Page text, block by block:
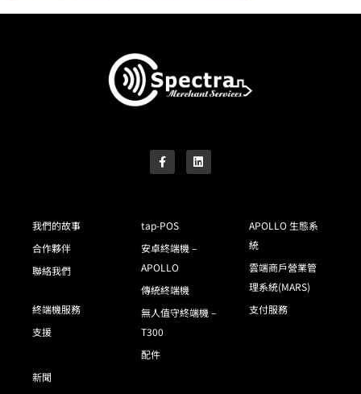
我們的故事
合作夥伴
聯絡我們
終端機服務
支援
tap-POS
安卓終端機 –
APOLLO
傳統終端機
無人值守終端機 –
T300
配件
APOLLO 生態系
統
雲端商戶營業管
理系統(MARS)
支付服務
新聞